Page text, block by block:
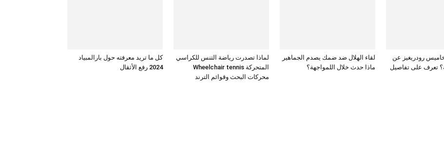
كل ما تريد معرفته حول بارالمبياد
2024 رفع الأثقال
لماذا تصدرت رياضة التنس للكراسي
المتحركة Wheelchair tennis
محركات البحث وقوائم الترند
لقاء الهلال ضد ضمك يصدم الجماهير
ماذا حدث خلال اللمواجهة؟
رودريغيز عن
تعرف على تفاصيل